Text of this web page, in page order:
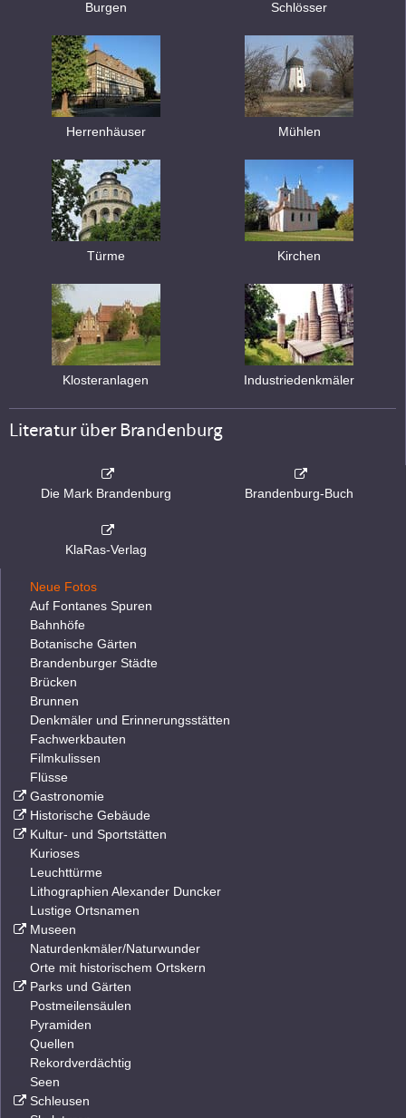
Burgen Schlösser
Herrenhäuser Mühlen
Türme Kirchen
Klosteranlagen Industriedenkmäler
Literatur über Brandenburg
Die Mark Brandenburg Brandenburg-Buch
KlaRas-Verlag
Neue Fotos
Auf Fontanes Spuren
Bahnhöfe
Botanische Gärten
Brandenburger Städte
Brücken
Brunnen
Denkmäler und Erinnerungsstätten
Fachwerkbauten
Filmkulissen
Flüsse
Gastronomie
Historische Gebäude
Kultur- und Sportstätten
Kurioses
Leuchttürme
Lithographien Alexander Duncker
Lustige Ortsnamen
Museen
Naturdenkmäler/Naturwunder
Orte mit historischem Ortskern
Parks und Gärten
Postmeilensäulen
Pyramiden
Quellen
Rekordverdächtig
Seen
Schleusen